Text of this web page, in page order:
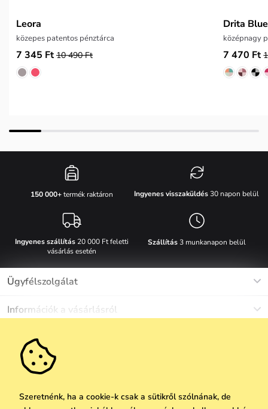
Leora
közepes patentos pénztárca
7 345 Ft 10 490 Ft
Drita Blue
középnagy
7 470 Ft
150 000+termék raktáron Ingyenes visszaküldés30 napon belül
Ingyenes szállítás20 000 Ft feletti
vásárlás esetén
Szállítás3 munkanapon belül
Ügyfélszolgálat
+36 1 808 9989
Információk a vásárlásról
Gyakori kérdések
Anyagok és karbantartás
Visszaküldés és reklamáció
Egyéb információk
Rólunk
Karrier
Ajándék utalványok
Ne maradj le semmiről!
Szeretnénk, ha a cookie-k csak a sütikről szólnának, de